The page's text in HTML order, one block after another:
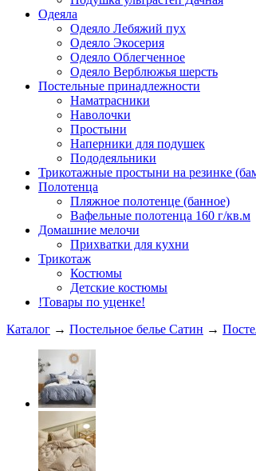
Одеяла
Одеяло Лебяжий пух
Одеяло Экосерия
Одеяло Облегченное
Одеяло Верблюжья шерсть
Постельные принадлежности
Наматрасники
Наволочки
Простыни
Наперники для подушек
Пододеяльники
Трикотажные простыни на резинке
Полотенца
Пляжное полотенце (банное)
Вафельные полотенца 160 г/кв.м
Домашние мелочи
Прихватки для кухни
Трикотаж
Костюмы
Детские костюмы
!Товары по уценке!
Каталог → Постельное белье Сатин →